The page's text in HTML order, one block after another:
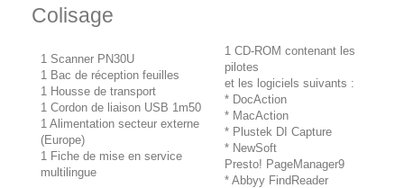
Colisage
1 Scanner PN30U
1 Bac de réception feuilles
1 Housse de transport
1 Cordon de liaison USB 1m50
1 Alimentation secteur externe
(Europe)
1 Fiche de mise en service
multilingue
1 CD-ROM contenant les
pilotes
et les logiciels suivants :
* DocAction
* MacAction
* Plustek DI Capture
* NewSoft
Presto! PageManager9
* Abbyy FindReader